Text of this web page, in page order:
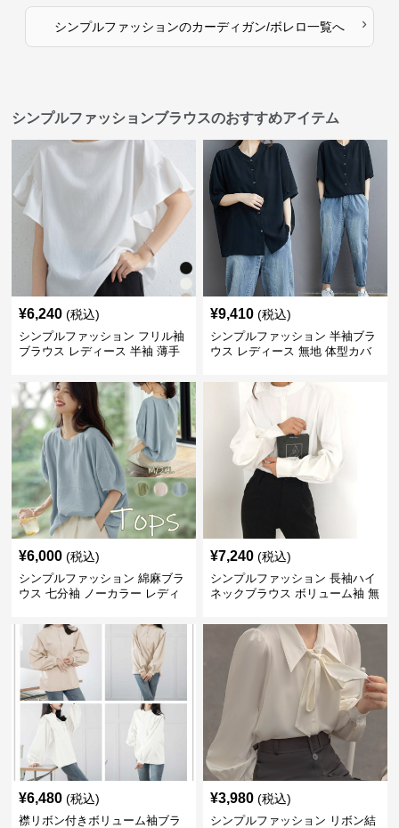
シンプルファッションのカーディガン/ボレロ一覧へ ›
シンプルファッションブラウスのおすすめアイテム
¥6,240 (税込)
シンプルファッション フリル袖
ブラウス レディース 半袖 薄手
¥9,410 (税込)
シンプルファッション 半袖ブラ
ウス レディース 無地 体型カバ
¥6,000 (税込)
シンプルファッション 綿麻ブラ
ウス 七分袖 ノーカラー レディ
¥7,240 (税込)
シンプルファッション 長袖ハイ
ネックブラウス ボリューム袖 無
¥6,480 (税込)
襟リボン付きボリューム袖ブラ
¥3,980 (税込)
シンプルファッション リボン結